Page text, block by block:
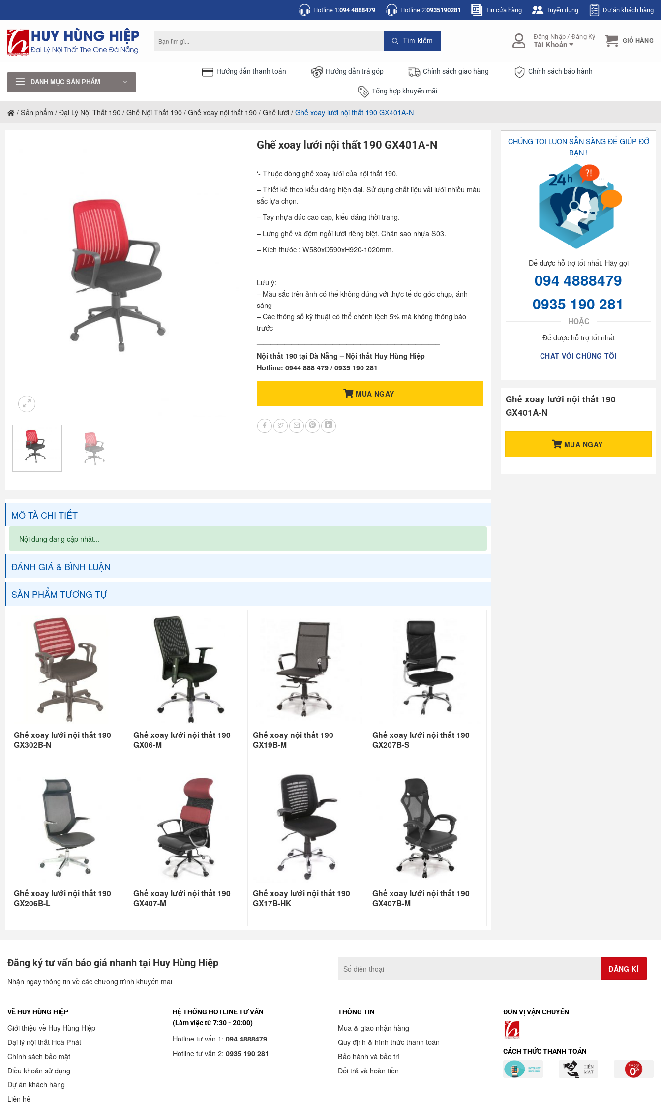
nội
dung
Hotline 1:094 4888479 Hotline 2:0935190281 Tin cửa hàng Tuyển dụng Dự án khách hàng
kiếm:
Đăng Nhập / Đăng Ký
Tài Khoản GIỎ HÀNG
DANH MỤC SẢN PHẨM
Hướng dẫn thanh toán Hướng dẫn trả góp Chính sách giao hàng Chính sách bảo hành
Tổng hợp khuyến mãi
/Sản phẩm /Đại Lý Nội Thất 190/Ghế Nội Thất 190/Ghế xoay nội thất 190/Ghế lưới/Ghế xoay lưới nội thất 190 GX401A-N
Ghế xoay lưới nội thất 190 GX401A-N
‘- Thuộc dòng ghế xoay lưới của nội thất 190.
– Thiết kế theo kiểu dáng hiện đại. Sử dụng chất liệu vải lưới nhiều màu
sắc lựa chọn.
– Tay nhựa đúc cao cấp, kiểu dáng thời trang.
– Lưng ghế và đệm ngồi lưới riêng biệt. Chân sao nhựa S03.
– Kích thước : W580xD590xH920-1020mm.
Lưu ý:
– Màu sắc trên ảnh có thể không đúng với thực tế do góc chụp, ánh
sáng
– Các thông số kỹ thuật có thể chênh lệch 5% mà không thông báo
trước
——————————————————————————–
Nội thất 190 tại Đà Nẵng – Nội thất Huy Hùng Hiệp
Hotline: 0944 888 479 / 0935 190 281
MUA NGAY
MÔ TẢ CHI TIẾT
Nội dung đang cập nhật...
ĐÁNH GIÁ & BÌNH LUẬN
SẢN PHẨM TƯƠNG TỰ
Ghế xoay lưới nội thất 190
GX302B-N
Ghế xoay lưới nội thất 190
GX06-M
Ghế xoay nội thất 190
GX19B-M
Ghế xoay lưới nội thất 190
GX207B-S
Ghế xoay lưới nội thất 190
GX206B-L
Ghế xoay lưới nội thất 190
GX407-M
Ghế xoay lưới nội thất 190
GX17B-HK
Ghế xoay lưới nội thất 190
GX407B-M
CHÚNG TÔI LUÔN SẴN SÀNG ĐỂ GIÚP ĐỠ
BẠN !
Để được hỗ trợ tốt nhất. Hãy gọi
094 4888479
0935 190 281
HOẶC
Để được hỗ trợ tốt nhất
CHAT VỚI CHÚNG TÔI
Ghế xoay lưới nội thất 190
GX401A-N
MUA NGAY
Đăng ký tư vấn báo giá nhanh tại Huy Hùng Hiệp
Nhận ngay thông tin về các chương trình khuyến mãi
VỀ HUY HÙNG HIỆP
Giới thiệu về Huy Hùng Hiệp
Đại lý nội thất Hoà Phát
Chính sách bảo mật
Điều khoản sử dụng
Dự án khách hàng
Liên hệ
HỆ THỐNG HOTLINE TƯ VẤN
(Làm việc từ 7:30 - 20:00)
Hotline tư vấn 1: 094 4888479
Hotline tư vấn 2: 0935 190 281
THÔNG TIN
Mua & giao nhận hàng
Quy định & hình thức thanh toán
Bảo hành và bảo trì
Đổi trả và hoàn tiền
ĐƠN VỊ VẬN CHUYỂN
CÁCH THỨC THANH TOÁN